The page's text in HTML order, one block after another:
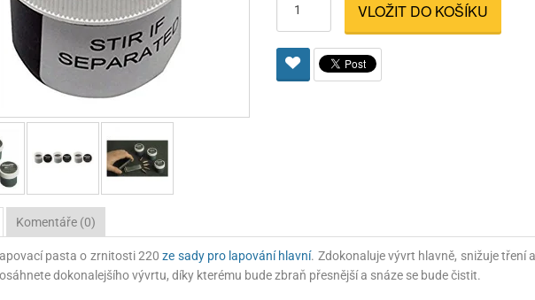
na ZP
Pro lištu weaver a picatinny
Adaptéry
Pro lištu 15 - 17 mm
Náboje na ZP Pistolové a revolverové náboje
Malorážkové náboje
Ochranné prostředky
Rowan Engineering
Bipody, stolice a vaky
Svítilny
VLOŽIT DO KOŠÍKU
Komentáře (0)
pasta o zrnitosti 220ze sady pro lapování hlavní. Zdokonaluje vývrt hlavně, snižuje tření
dokonalejšího vývrtu, díky kterému bude zbraň přesnější a snáze se bude čistit.